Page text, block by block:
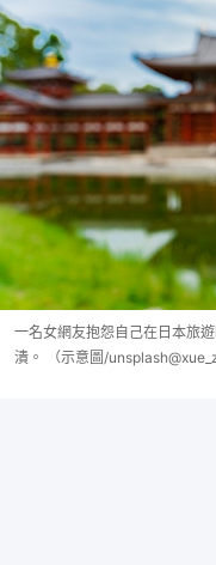
一名女網友抱怨自己在日本旅
潰。 （示意圖/